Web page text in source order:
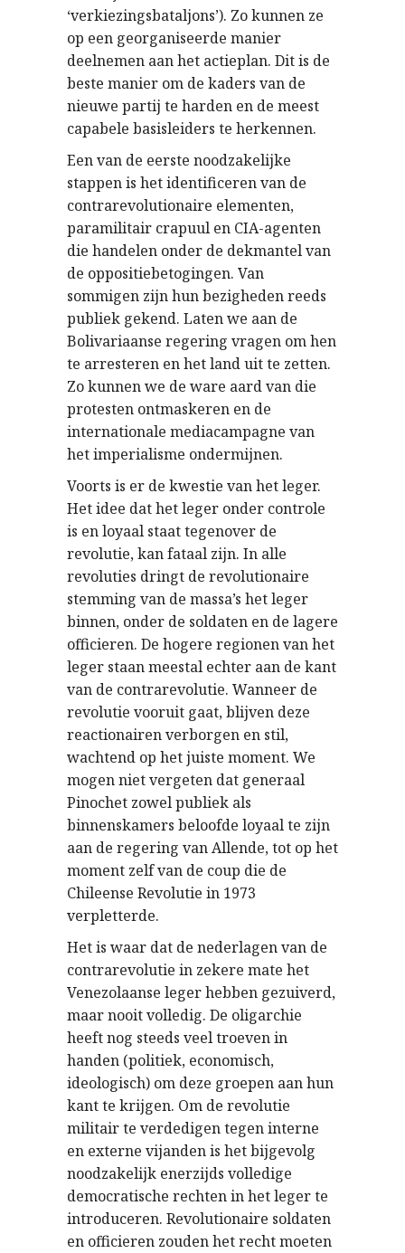
‘verkiezingsbataljons’). Zo kunnen ze
op een georganiseerde manier
deelnemen aan het actieplan. Dit is de
beste manier om de kaders van de
nieuwe partij te harden en de meest
capabele basisleiders te herkennen.
Een van de eerste noodzakelijke
stappen is het identificeren van de
contrarevolutionaire elementen,
paramilitair crapuul en CIA-agenten
die handelen onder de dekmantel van
de oppositiebetogingen. Van
sommigen zijn hun bezigheden reeds
publiek gekend. Laten we aan de
Bolivariaanse regering vragen om hen
te arresteren en het land uit te zetten.
Zo kunnen we de ware aard van die
protesten ontmaskeren en de
internationale mediacampagne van
het imperialisme ondermijnen.
Voorts is er de kwestie van het leger.
Het idee dat het leger onder controle
is en loyaal staat tegenover de
revolutie, kan fataal zijn. In alle
revoluties dringt de revolutionaire
stemming van de massa’s het leger
binnen, onder de soldaten en de lagere
officieren. De hogere regionen van het
leger staan meestal echter aan de kant
van de contrarevolutie. Wanneer de
revolutie vooruit gaat, blijven deze
reactionairen verborgen en stil,
wachtend op het juiste moment. We
mogen niet vergeten dat generaal
Pinochet zowel publiek als
binnenskamers beloofde loyaal te zijn
aan de regering van Allende, tot op het
moment zelf van de coup die de
Chileense Revolutie in 1973
verpletterde.
Het is waar dat de nederlagen van de
contrarevolutie in zekere mate het
Venezolaanse leger hebben gezuiverd,
maar nooit volledig. De oligarchie
heeft nog steeds veel troeven in
handen (politiek, economisch,
ideologisch) om deze groepen aan hun
kant te krijgen. Om de revolutie
militair te verdedigen tegen interne
en externe vijanden is het bijgevolg
noodzakelijk enerzijds volledige
democratische rechten in het leger te
introduceren. Revolutionaire soldaten
en officieren zouden het recht moeten